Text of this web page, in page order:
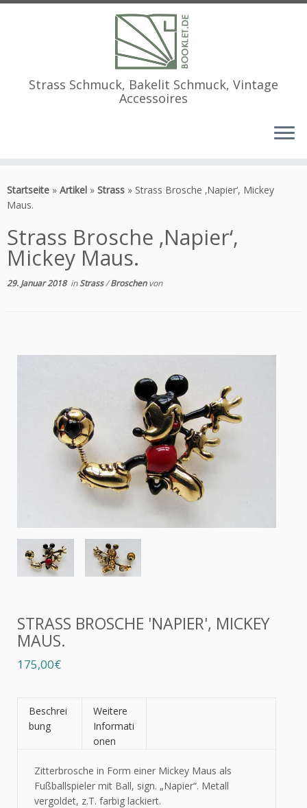
Inhalt
springen
Strass Schmuck, Bakelit Schmuck, Vintage
Accessoires
Startseite » Artikel » Strass » Strass Brosche ‚Napier‘, Mickey
Maus.
Strass Brosche ‚Napier‘,
Mickey Maus.
29. Januar 2018inStrass/Broschenvon
STRASS BROSCHE 'NAPIER', MICKEY
MAUS.
175,00€
Beschrei
bung
Weitere
Informati
onen
Zitterbrosche in Form einer Mickey Maus als
Fußballspieler mit Ball, sign. „Napier“. Metall
vergoldet, z.T. farbig lackiert.